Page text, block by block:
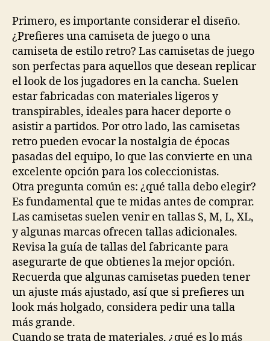
Primero, es importante considerar el diseño.
¿Prefieres una camiseta de juego o una
camiseta de estilo retro? Las camisetas de juego
son perfectas para aquellos que desean replicar
el look de los jugadores en la cancha. Suelen
estar fabricadas con materiales ligeros y
transpirables, ideales para hacer deporte o
asistir a partidos. Por otro lado, las camisetas
retro pueden evocar la nostalgia de épocas
pasadas del equipo, lo que las convierte en una
excelente opción para los coleccionistas.
Otra pregunta común es: ¿qué talla debo elegir?
Es fundamental que te midas antes de comprar.
Las camisetas suelen venir en tallas S, M, L, XL,
y algunas marcas ofrecen tallas adicionales.
Revisa la guía de tallas del fabricante para
asegurarte de que obtienes la mejor opción.
Recuerda que algunas camisetas pueden tener
un ajuste más ajustado, así que si prefieres un
look más holgado, considera pedir una talla
más grande.
Cuando se trata de materiales, ¿qué es lo más